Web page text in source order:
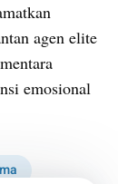
agen elite
emosional